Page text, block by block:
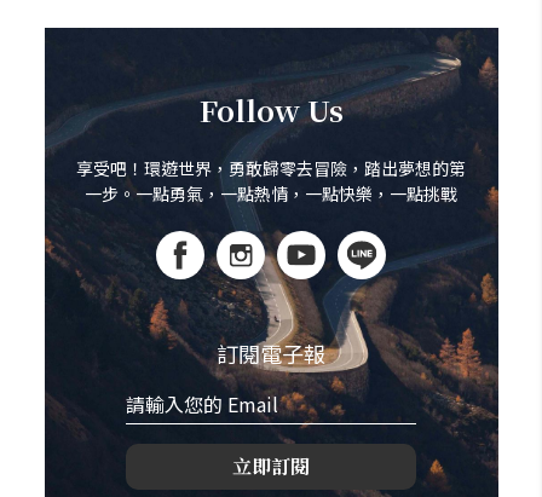
Follow Us
享受吧！環遊世界，勇敢歸零去冒險，踏出夢想的第
一步。一點勇氣，一點熱情，一點快樂，一點挑戰
訂閱電子報
立即訂閱